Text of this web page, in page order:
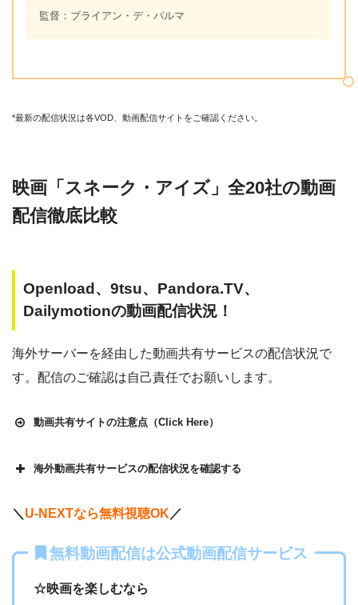
監督：ブライアン・デ・パルマ
*最新の配信状況は各VOD、動画配信サイトをご確認ください。
映画「スネーク・アイズ」全20社の動画
配信徹底比較
Openload、9tsu、Pandora.TV、
Dailymotionの動画配信状況！
海外サーバーを経由した動画共有サービスの配信状況で
す。配信のご確認は自己責任でお願いします。
動画共有サイトの注意点（Click Here）
イトで配信されている動画は、著作権法や象徴権を侵害して
感染によるスマホ・パソコントラブルの原因となります。
海外動画共有サービスの配信状況を確認する
＼ U-NEXTなら無料視聴OK ／
無料動画配信は公式動画配信サービス
☆映画を楽しむなら